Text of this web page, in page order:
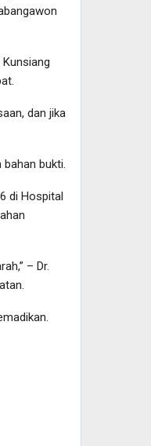
dan jika
bukti.
di Hospital
– Dr.